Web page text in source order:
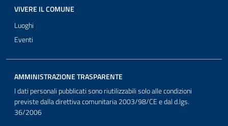
VIVERE IL COMUNE
Luoghi
Eventi
AMMINISTRAZIONE TRASPARENTE
I dati personali pubblicati sono riutilizzabili solo alle condizioni
previste dalla direttiva comunitaria 2003/98/CE e dal d.lgs.
36/2006